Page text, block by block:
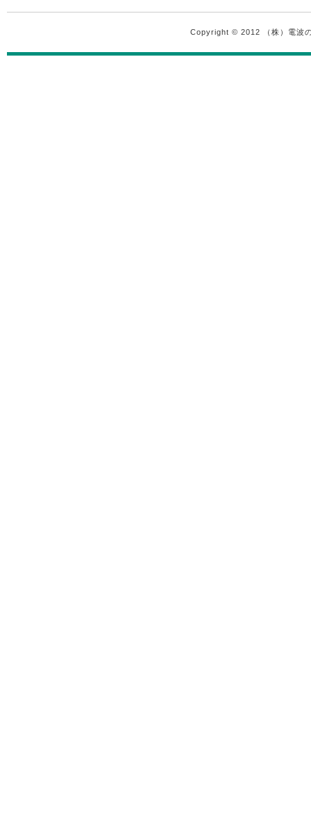
Copyright © 2012 （株）電波